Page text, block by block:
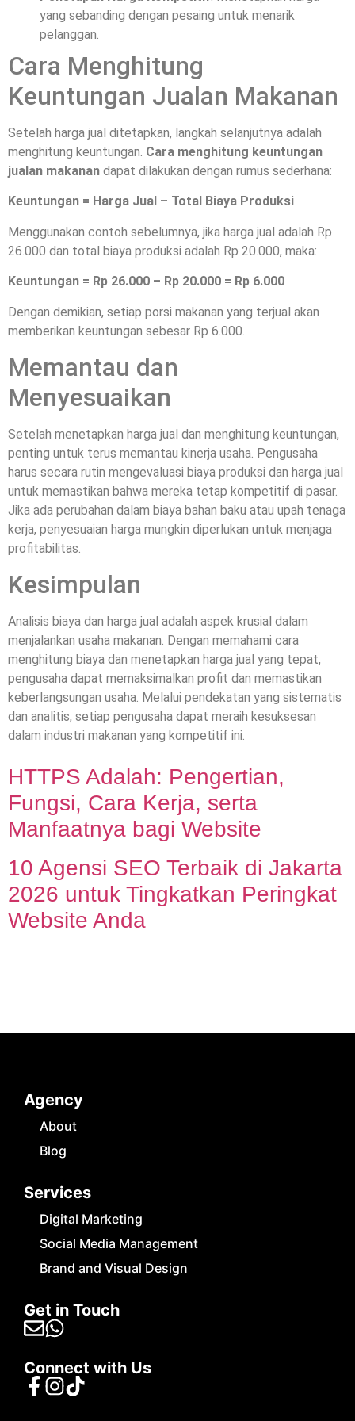
yang sebanding dengan pesaing untuk menarik
pelanggan.
Cara Menghitung
Keuntungan Jualan Makanan
Setelah harga jual ditetapkan, langkah selanjutnya adalah
menghitung keuntungan. Cara menghitung keuntungan
jualan makanan dapat dilakukan dengan rumus sederhana:
Keuntungan = Harga Jual – Total Biaya Produksi
Menggunakan contoh sebelumnya, jika harga jual adalah Rp
26.000 dan total biaya produksi adalah Rp 20.000, maka:
Keuntungan = Rp 26.000 – Rp 20.000 = Rp 6.000
Dengan demikian, setiap porsi makanan yang terjual akan
memberikan keuntungan sebesar Rp 6.000.
Memantau dan
Menyesuaikan
Setelah menetapkan harga jual dan menghitung keuntungan,
penting untuk terus memantau kinerja usaha. Pengusaha
harus secara rutin mengevaluasi biaya produksi dan harga jual
untuk memastikan bahwa mereka tetap kompetitif di pasar.
Jika ada perubahan dalam biaya bahan baku atau upah tenaga
kerja, penyesuaian harga mungkin diperlukan untuk menjaga
profitabilitas.
Kesimpulan
Analisis biaya dan harga jual adalah aspek krusial dalam
menjalankan usaha makanan. Dengan memahami cara
menghitung biaya dan menetapkan harga jual yang tepat,
pengusaha dapat memaksimalkan profit dan memastikan
keberlangsungan usaha. Melalui pendekatan yang sistematis
dan analitis, setiap pengusaha dapat meraih kesuksesan
dalam industri makanan yang kompetitif ini.
HTTPS Adalah: Pengertian,
Fungsi, Cara Kerja, serta
Manfaatnya bagi Website
10 Agensi SEO Terbaik di Jakarta
2026 untuk Tingkatkan Peringkat
Website Anda
Agency
About
Blog
Services
Digital Marketing
Social Media Management
Brand and Visual Design
Get in Touch
Connect with Us